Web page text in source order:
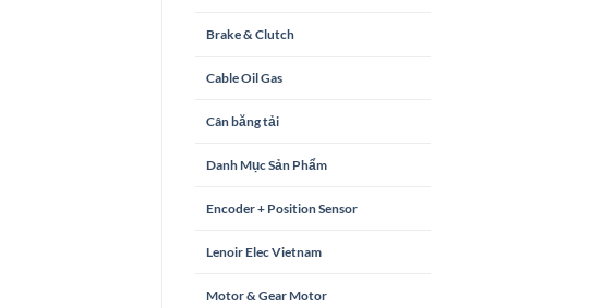
Brake & Clutch
Cable Oil Gas
Cân băng tải
Danh Mục Sản Phẩm
Encoder + Position Sensor
Lenoir Elec Vietnam
Motor & Gear Motor